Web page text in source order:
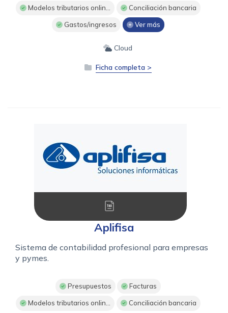
Modelos tributarios onlin... Conciliación bancaria
Gastos/ingresos Ver más
Cloud
Ficha completa >
Aplifisa
Sistema de contabilidad profesional para empresas
y pymes.
Presupuestos Facturas
Modelos tributarios onlin... Conciliación bancaria